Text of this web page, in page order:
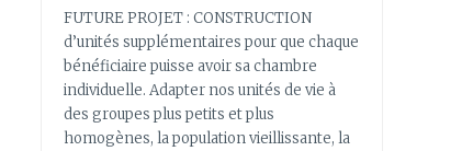
FUTURE PROJET : CONSTRUCTION
d’unités supplémentaires pour que chaque
bénéficiaire puisse avoir sa chambre
individuelle. Adapter nos unités de vie à
des groupes plus petits et plus
homogènes, la population vieillissante, la